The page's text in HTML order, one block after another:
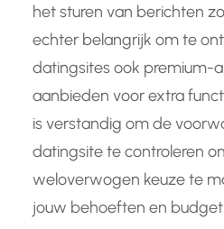
het sturen van berichten
echter belangrijk om te
datingsites ook premium-
aanbieden voor extra
is verstandig om de
datingsite te controleren
weloverwogen keuze te
jouw behoeften en budget.